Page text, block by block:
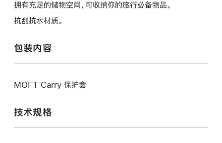
拥有充足的储物空间，可收纳你的旅行必备物品。
抗刮抗水材质。
包装内容
MOFT Carry 保护套
技术规格